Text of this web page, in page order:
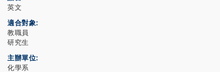
英文
適合對象
教職員
研究生
主辦單位
化學系